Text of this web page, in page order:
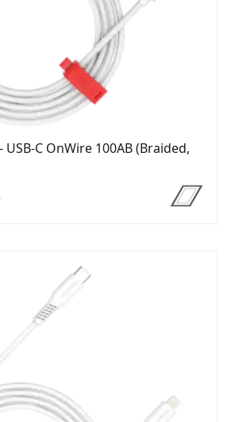
USB-C OnWire 100AB (Braided,